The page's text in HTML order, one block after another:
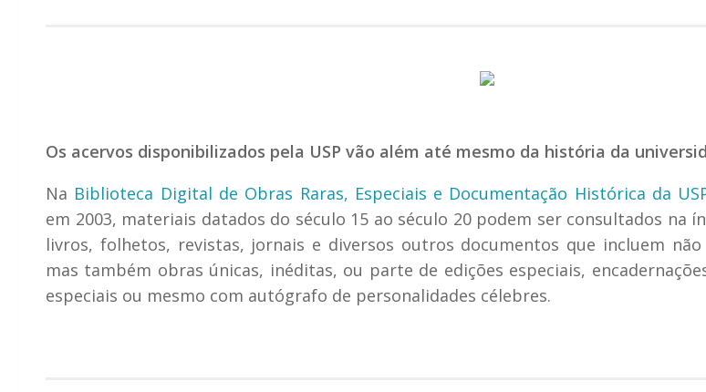
Os acervos disponibilizados pela USP vão além até mesmo da história da
Na Biblioteca Digital de Obras Raras, Especiais e Documentação Histórica da
em 2003, materiais datados do século 15 ao século 20 podem ser consultados na
livros, folhetos, revistas, jornais e diversos outros documentos que incluem
mas também obras únicas, inéditas, ou parte de edições especiais,
especiais ou mesmo com autógrafo de personalidades célebres.